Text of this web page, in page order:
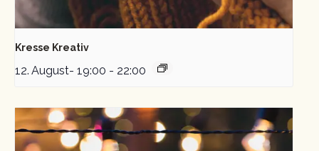
Kresse Kreativ
12. August- 19:00 - 22:00